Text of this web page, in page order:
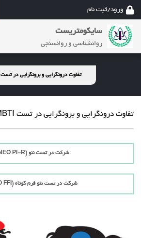
ورود/ثبت نام
سایکومتریست
روانشناسی و روانسنجی
تفاوت درونگرایی و برونگرایی در تست MBTI
تفاوت درونگرایی و برونگرایی در تست MBTI
شرکت در تست نئو (NEO PI-R)
شرکت در تست نئو فرم کوتاه (NEO FFI)